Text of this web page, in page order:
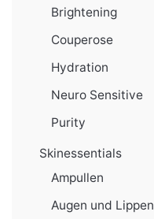
Brightening
Couperose
Hydration
Neuro Sensitive
Purity
Skinessentials
Ampullen
Augen und Lippen